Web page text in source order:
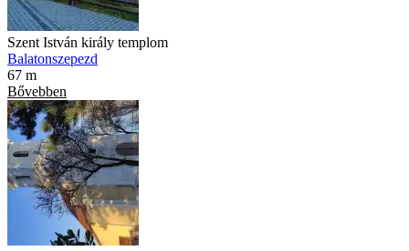
Szent István király templom
Balatonszepezd
67 m
Bővebben